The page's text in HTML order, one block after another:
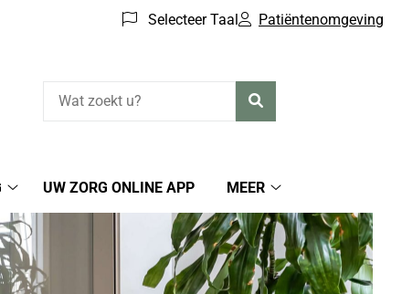
Selecteer Taal Patiëntenomgeving
submenu
UW ZORG ONLINE APP
MEER
submenu